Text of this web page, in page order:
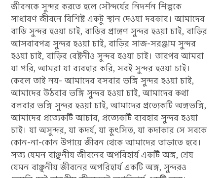
জীবনকে সুন্দর করতে হলে সৌন্দর্যের নিদর্শন শিল্পকে
সাধারণ জীবনে বিশিষ্ট একটু স্থান দেওয়া দরকার। আমাদের
বাড়ি সুন্দর হওয়া চাই, বাড়ির প্রাঙ্গণ সুন্দর হওয়া চাই, বাড়ির
আসবাবপত্র সুন্দর হওয়া চাই, বাড়ির সাজ-সরঞ্জাম সুন্দর
হওয়া চাই, বাড়ির বেষ্টনীও সুন্দর হওয়া চাই। তারপর আমরা
যা পরি, আমরা যা ব্যবহার করি, সবই সুন্দর হওয়া চাই।
কেবল তাই নয়- আমাদের বসবার ভঙ্গি সুন্দর হওয়া চাই,
আমাদের উঠবার ভঙ্গি সুন্দর হওয়া চাই, আমাদের কথা
বলবার ভঙ্গি সুন্দর হওয়া চাই, আমাদের প্রত্যেকটি অঙ্গভঙ্গি,
আমাদের প্রত্যেকটি আচার, প্রত্যেকটি ব্যবহার সুন্দর হওয়া
চাই। যা অসুন্দর, যা কদর্য, যা কুৎসিত, যা কদাকার সে সবকে
কোন-না-কোন উপায়ে জীবন থেকে আমাদের তাড়াতে হবে।
সত্য যেমন বাঞ্ছনীয় জীবনের অপরিহার্য একটি অঙ্গ, শ্রেয়
যেমন বাঞ্ছনীয় জীবনের অপরিহার্য একটি অঙ্গ, সুন্দরও